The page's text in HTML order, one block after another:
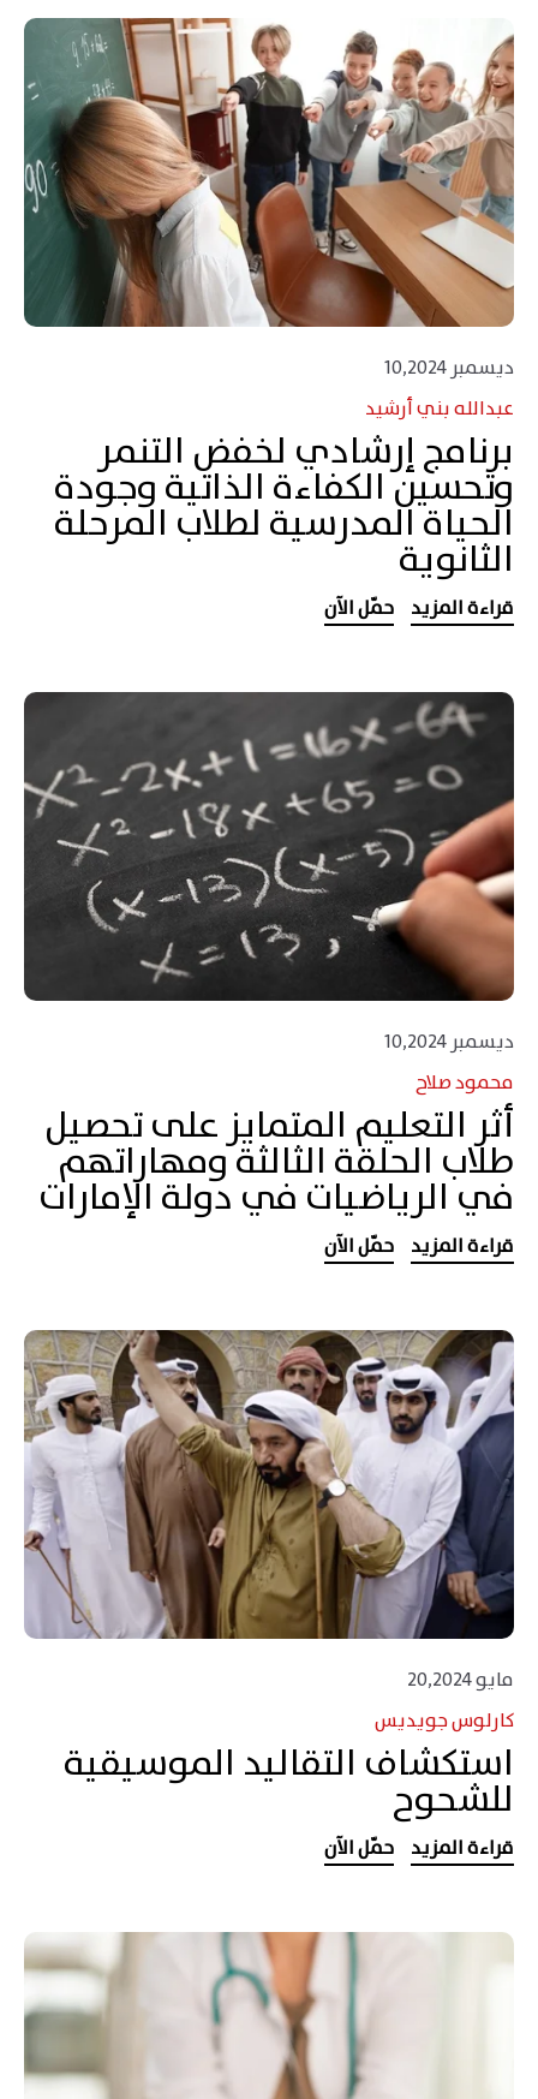
ديسمبر 10,2024
عبدالله بني أرشيد
برنامج إرشادي لخفض التنمر
وتحسين الكفاءة الذاتية وجودة
الحياة المدرسية لطلاب المرحلة
الثانوية
قراءة المزيد حمّل الآن
ديسمبر 10,2024
محمود صلاح
أثر التعليم المتمايز على تحصيل
طلاب الحلقة الثالثة ومهاراتهم
في الرياضيات في دولة الإمارات
قراءة المزيد حمّل الآن
مايو 20,2024
كارلوس جويديس
استكشاف التقاليد الموسيقية
للشحوح
قراءة المزيد حمّل الآن